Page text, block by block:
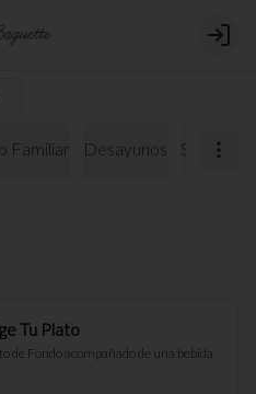
Login
Familiar Desayunos
Tu Plato
de Fondo acompañado de una bebida